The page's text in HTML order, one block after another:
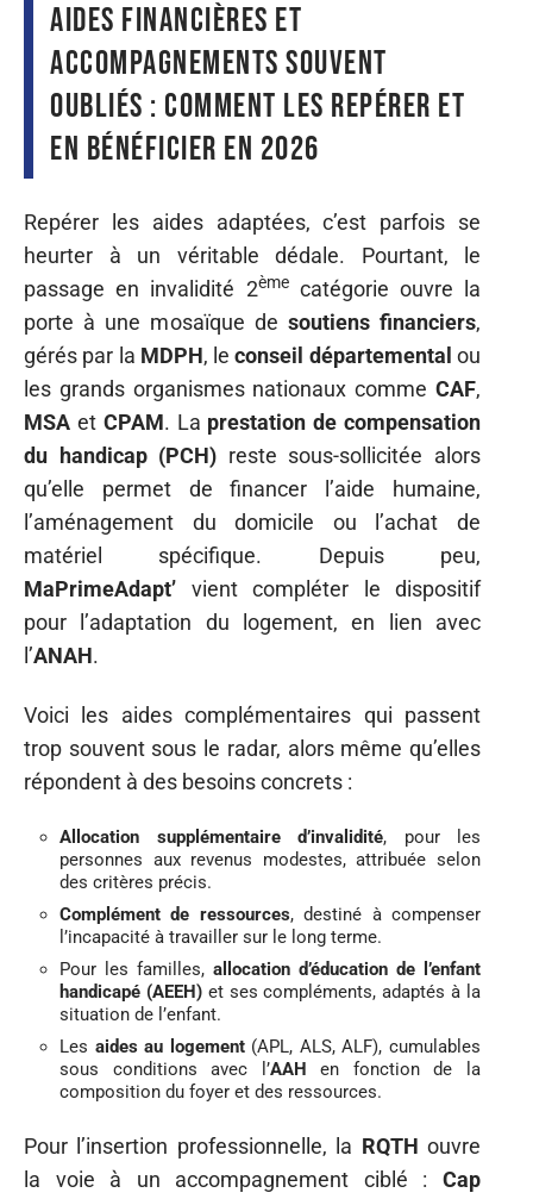
Aides financières et
accompagnements souvent
oubliés : comment les repérer et
en bénéficier en 2026
Repérer les aides adaptées, c’est parfois se
heurter à un véritable dédale. Pourtant, le
passage en invalidité 2èmecatégorie ouvre la
porte à une mosaïque de soutiens financiers,
gérés par la MDPH, leconseil départemental ou
les grands organismes nationaux comme CAF,
MSA et CPAM. La prestation de compensation
du handicap (PCH) reste sous-sollicitée alors
qu’elle permet de financer l’aide humaine,
l’aménagement du domicile ou l’achat de
matériel spécifique. Depuis peu,
MaPrimeAdapt’ vient compléter le dispositif
pour l’adaptation du logement, en lien avec
l’ANAH.
Voici les aides complémentaires qui passent
trop souvent sous le radar, alors même qu’elles
répondent à des besoins concrets :
Allocation supplémentaire d’invalidité, pour les
personnes aux revenus modestes, attribuée selon
des critères précis.
Complément de ressources, destiné à compenser
l’incapacité à travailler sur le long terme.
Pour les familles, allocation d’éducation de l’enfant
handicapé (AEEH)et ses compléments, adaptés à la
situation de l’enfant.
Les aides au logement(APL, ALS, ALF), cumulables
sous conditions avec l’AAH en fonction de la
composition du foyer et des ressources.
Pour l’insertion professionnelle, la RQTH ouvre
la voie à un accompagnement ciblé : Cap